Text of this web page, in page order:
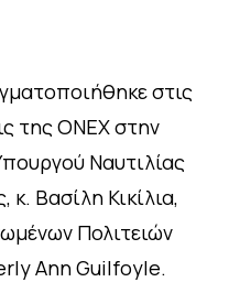
στις
της ONEX στην
Ναυτιλίας
κ. Βασίλη Κικίλια,
Πολιτειών
Ann Guilfoyle.